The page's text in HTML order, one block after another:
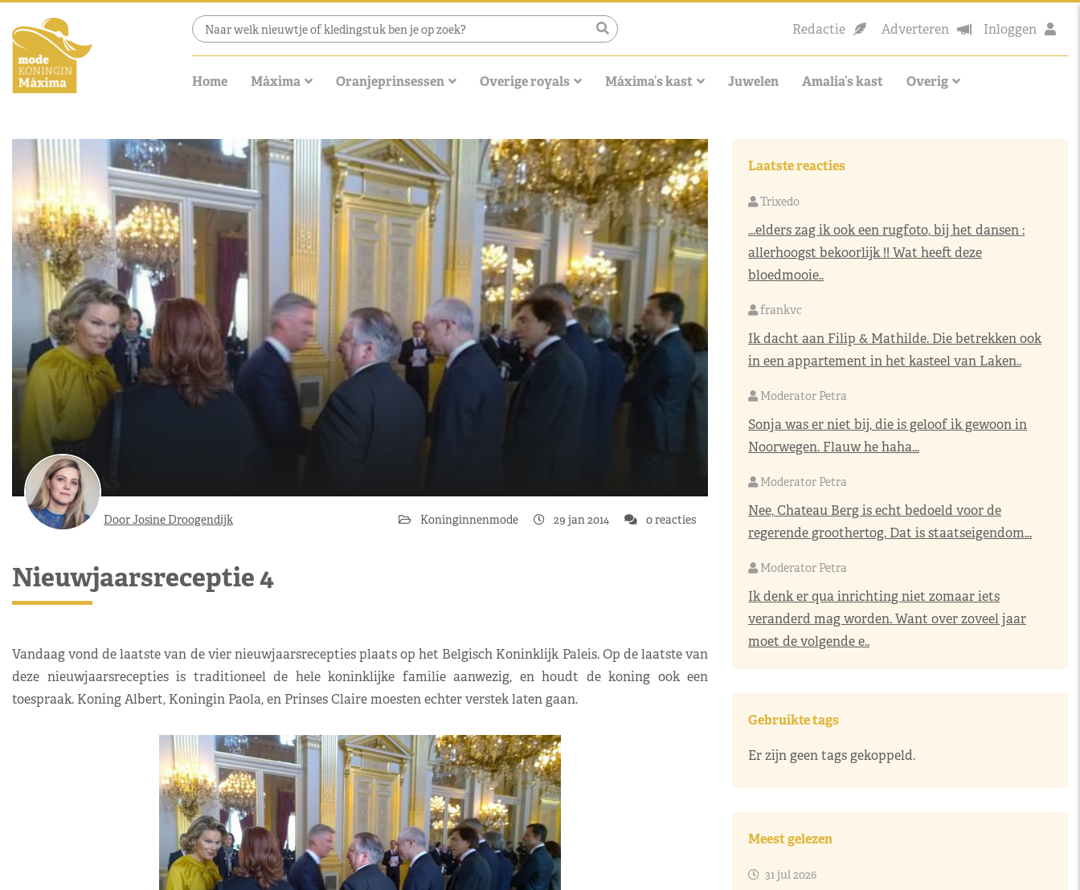
Redactie Adverteren Inloggen
Home Máxima Oranjeprinsessen Overige royals Máxima’s kast Juwelen Amalia’s kast Overig
Door Josine Droogendijk Koninginnenmode 29 jan 2014 0 reacties
Nieuwjaarsreceptie 4
Vandaag vond de laatste van de vier nieuwjaarsrecepties plaats op het Belgisch Koninklijk Paleis. Op de laatste van
deze nieuwjaarsrecepties is traditioneel de hele koninklijke familie aanwezig, en houdt de koning ook een
toespraak. Koning Albert, Koningin Paola, en Prinses Claire moesten echter verstek laten gaan.
Laatste reacties
Trixedo
...elders zag ik ook een rugfoto, bij het dansen :
allerhoogst bekoorlijk !! Wat heeft deze
bloedmooie..
frankvc
Ik dacht aan Filip & Mathilde. Die betrekken ook
in een appartement in het kasteel van Laken..
Moderator Petra
Sonja was er niet bij, die is geloof ik gewoon in
Noorwegen. Flauw he haha...
Moderator Petra
Nee, Chateau Berg is echt bedoeld voor de
regerende groothertog. Dat is staatseigendom...
Moderator Petra
Ik denk er qua inrichting niet zomaar iets
veranderd mag worden. Want over zoveel jaar
moet de volgende e..
Gebruikte tags
Er zijn geen tags gekoppeld.
Meest gelezen
31 jul 2026